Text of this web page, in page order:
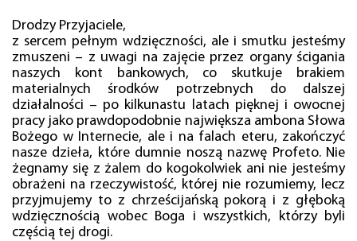
Drodzy Przyjaciele,
z sercem pełnym wdzięczności, ale i smutku jesteśmy
zmuszeni – z uwagi na zajęcie przez organy ścigania
naszych kont bankowych, co skutkuje brakiem
materialnych środków potrzebnych do dalszej
działalności – po kilkunastu latach pięknej i owocnej
pracy jako prawdopodobnie największa ambona Słowa
Bożego w Internecie, ale i na falach eteru, zakończyć
nasze dzieła, które dumnie noszą nazwę Profeto. Nie
żegnamy się z żalem do kogokolwiek ani nie jesteśmy
obrażeni na rzeczywistość, której nie rozumiemy, lecz
przyjmujemy to z chrześcijańską pokorą i z głęboką
wdzięcznością wobec Boga i wszystkich, którzy byli
częścią tej drogi.